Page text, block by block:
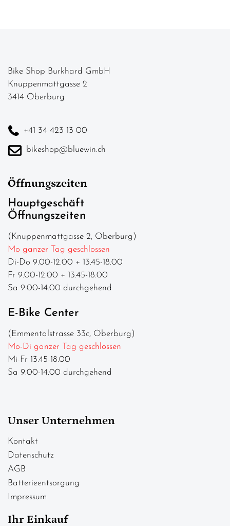
Bike Shop Burkhard GmbH
Knuppenmattgasse 2
3414 Oberburg
+41 34 423 13 00
bikeshop@bluewin.ch
Öffnungszeiten
Hauptgeschäft
Öffnungszeiten
(Knuppenmattgasse 2, Oberburg)
Mo ganzer Tag geschlossen
Di-Do 9.00-12.00 + 13.45-18.00
Fr 9.00-12.00 + 13.45-18.00
Sa 9.00-14.00 durchgehend
E-Bike Center
(Emmentalstrasse 33c, Oberburg)
Mo-Di ganzer Tag geschlossen
Mi-Fr 13.45-18.00
Sa 9.00-14.00 durchgehend
Unser Unternehmen
Kontakt
Datenschutz
AGB
Batterieentsorgung
Impressum
Ihr Einkauf